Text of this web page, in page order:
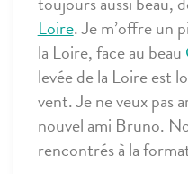
Loire. Je m’offre un
la Loire, face au beau
levée de la Loire est
vent. Je ne veux pas
nouvel ami Bruno.
rencontrés à la